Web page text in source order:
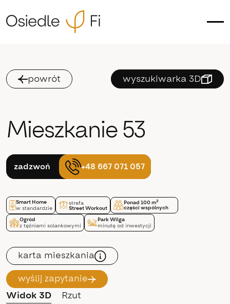
powrót wyszukiwarka 3D
Mieszkanie 53
zadzwoń +48 667 071 057
Smart Home
w standardzie
Ponad 100 m2
części wspólnych
Ogród
z tężniami solankowymi
strefa
Street Workout
Park Wilga
minutę od inwestycji
Widok 3D Rzut
karta mieszkania
wyślij zapytanie